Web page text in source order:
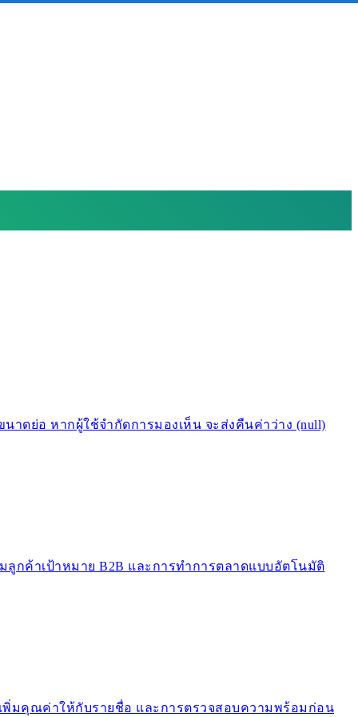
าดย่อ หากผู้ใช้จำกัดการมองเห็น จะส่งคืนค่าว่าง (null)
กค้าเป้าหมาย B2B และการทำการตลาดแบบอัตโนมัติ
พิ่มคุณค่าให้กับรายชื่อ และการตรวจสอบความพร้อมก่อน